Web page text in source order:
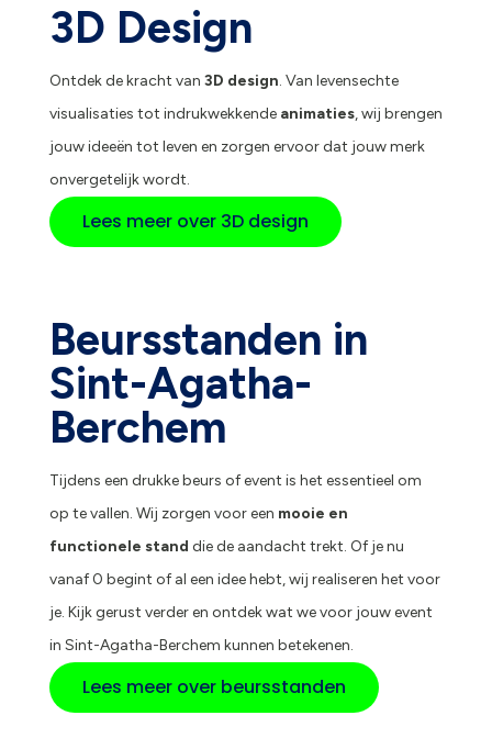
3D Design
Ontdek de kracht van 3D design. Van levensechte
visualisaties tot indrukwekkende animaties, wij brengen
jouw ideeën tot leven en zorgen ervoor dat jouw merk
onvergetelijk wordt.
Lees meer over 3D design
Beursstanden in
Sint-Agatha-
Berchem
Tijdens een drukke beurs of event is het essentieel om
op te vallen. Wij zorgen voor een mooie en
functionele stand die de aandacht trekt. Of je nu
vanaf 0 begint of al een idee hebt, wij realiseren het voor
je. Kijk gerust verder en ontdek wat we voor jouw event
in Sint-Agatha-Berchem kunnen betekenen.
Lees meer over beursstanden